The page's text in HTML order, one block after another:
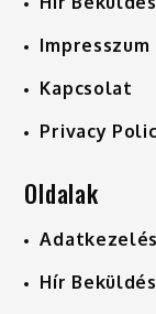
Impresszum
Kapcsolat
Privacy
Oldalak
Hír